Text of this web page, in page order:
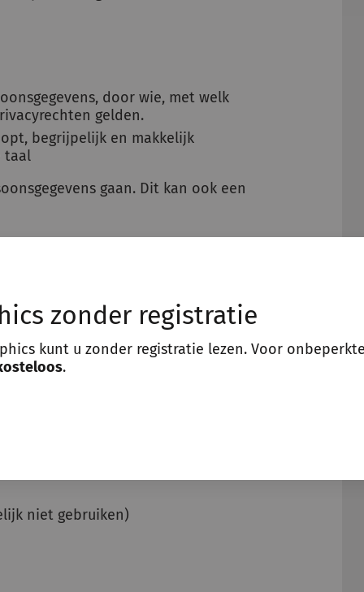
zonder registratie
kunt u zonder registratie lezen. Voor
.
door wie, met welk
gelden.
begrijpelijk en makkelijk
taal
gaan. Dit kan ook een
op papier, elektronisch of in
dat toestemming in vrijheid
hier meer over in deze
niet gebruiken)